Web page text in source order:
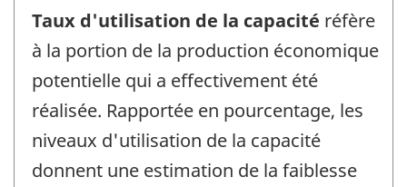
Taux d'utilisation de la capacité réfère
à la portion de la production économique
potentielle qui a effectivement été
réalisée. Rapportée en pourcentage, les
niveaux d'utilisation de la capacité
donnent une estimation de la faiblesse